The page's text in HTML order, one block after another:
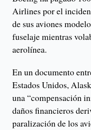
Airlines por el
de sus aviones
fuselaje mientras
aerolínea.
En un documento
Estados Unidos,
una “compensación
daños financieros
paralización de los